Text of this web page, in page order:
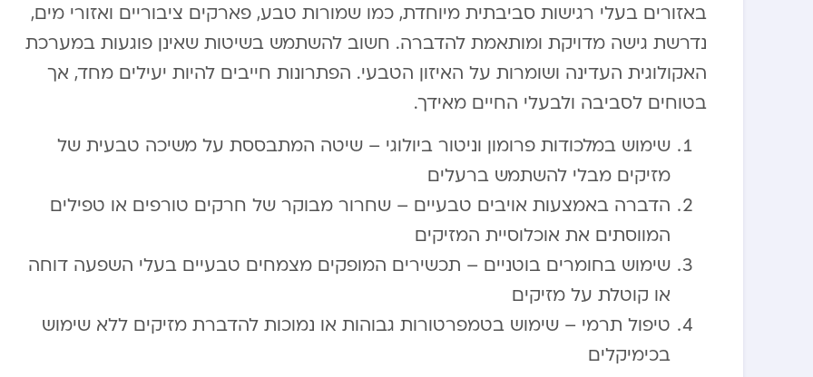
באזורים בעלי רגישות סביבתית מיוחדת, כמו שמורות טבע, פארקים ציבוריים ואזורי מים,
נדרשת גישה מדויקת ומותאמת להדברה. חשוב להשתמש בשיטות שאינן פוגעות במערכת
האקולוגית העדינה ושומרות על האיזון הטבעי. הפתרונות חייבים להיות יעילים מחד, אך
בטוחים לסביבה ולבעלי החיים מאידך.
שימוש במלכודות פרומון וניטור ביולוגי – שיטה המתבססת על משיכה טבעית של
מזיקים מבלי להשתמש ברעלים
הדברה באמצעות אויבים טבעיים – שחרור מבוקר של חרקים טורפים או טפילים
המווסתים את אוכלוסיית המזיקים
שימוש בחומרים בוטניים – תכשירים המופקים מצמחים טבעיים בעלי השפעה דוחה
או קוטלת על מזיקים
טיפול תרמי – שימוש בטמפרטורות גבוהות או נמוכות להדברת מזיקים ללא שימוש
בכימיקלים